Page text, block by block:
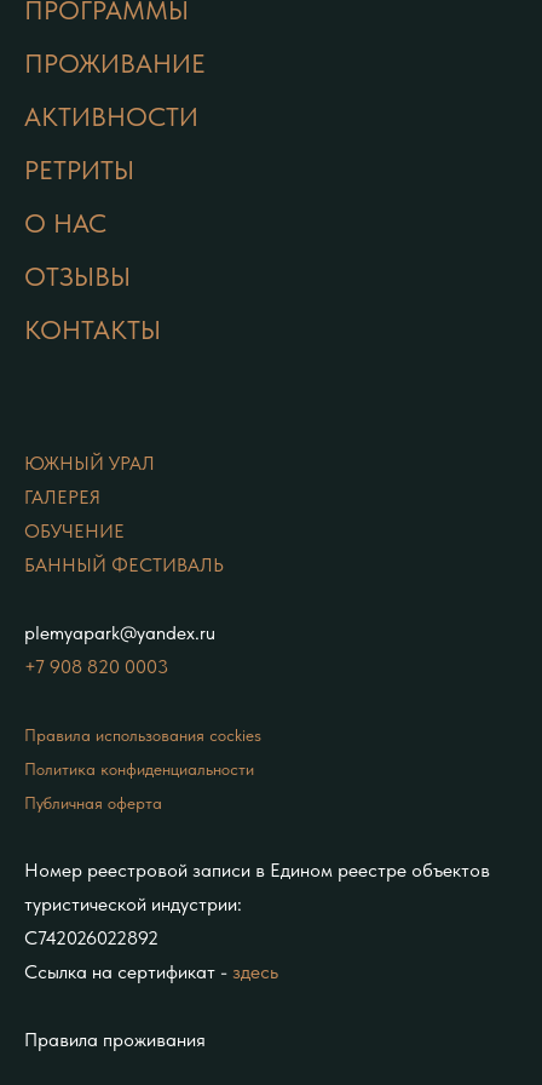
ПРОГРАММЫ
ПРОЖИВАНИЕ
АКТИВНОСТИ
РЕТРИТЫ
О НАС
ОТЗЫВЫ
КОНТАКТЫ
ЮЖНЫЙ УРАЛ
ГАЛЕРЕЯ
ОБУЧЕНИЕ
БАННЫЙ ФЕСТИВАЛЬ
plemyapark@yandex.ru
+7 908 820 0003
Правила использования cockies
Политика конфиденциальности
Публичная оферта
Номер реестровой записи в Едином реестре объектов
туристической индустрии:
С742026022892
Ссылка на сертификат - здесь
Правила проживания